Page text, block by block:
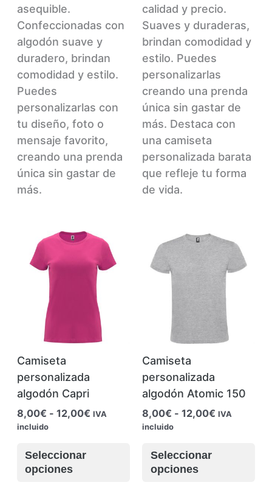
elegir
página
producto
asequible.
Confeccionadas con
algodón suave y
duradero, brindan
comodidad y estilo.
Puedes
personalizarlas con
tu diseño, foto o
mensaje favorito,
creando una prenda
única sin gastar de
más.
calidad y precio.
Suaves y duraderas,
brindan comodidad y
estilo. Puedes
personalizarlas
creando una prenda
única sin gastar de
más. Destaca con
una camiseta
personalizada barata
que refleje tu forma
de vida.
Camiseta
personalizada
algodón Capri
8,00€ - 12,00€Rango
IVA
incluido
Seleccionar
opciones
producto
Camiseta
personalizada
algodón Atomic 150
8,00€ - 12,00€ Rango
IVA
incluido
Seleccionar
opciones